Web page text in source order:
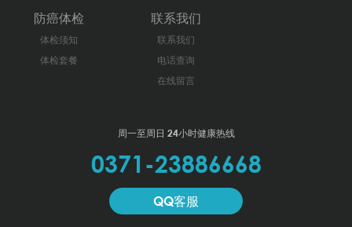
防癌体检
体检须知
体检套餐
联系我们
联系我们
电话查询
在线留言
周一至周日 24小时健康热线
0371-23886668
QQ客服